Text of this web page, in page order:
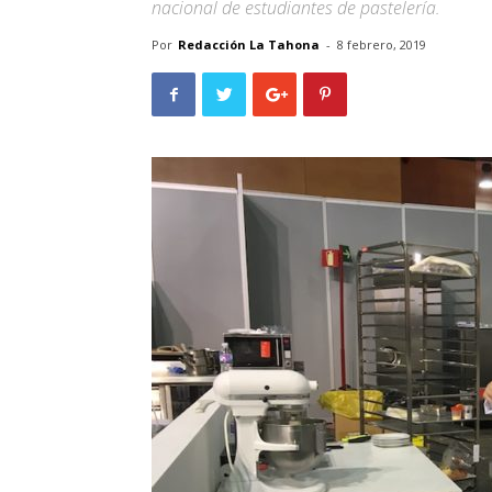
nacional de estudiantes de pastelería.
Por Redacción La Tahona - 8 febrero, 2019